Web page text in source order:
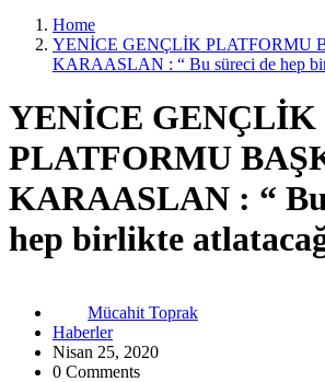
Home
YENİCE GENÇLİK PLATFORMU
KARAASLAN : “ Bu süreci de hep
YENİCE GENÇLİK
PLATFORMU
KARAASLAN : “
hep birlikte
Mücahit Toprak
Haberler
Nisan 25, 2020
0 Comments